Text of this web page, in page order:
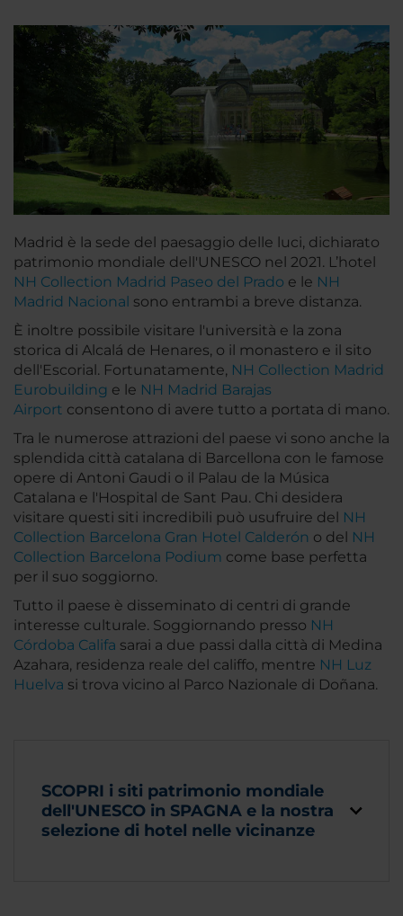
Madrid è la sede del paesaggio delle luci, dichiarato
patrimonio mondiale dell'UNESCO nel 2021. L’hotel
NH Collection Madrid Paseo del Prado e le NH
Madrid Nacional sono entrambi a breve distanza.
È inoltre possibile visitare l'università e la zona
storica di Alcalá de Henares, o il monastero e il sito
dell'Escorial. Fortunatamente, NH Collection Madrid
Eurobuilding e le NH Madrid Barajas
Airport consentono di avere tutto a portata di mano.
Tra le numerose attrazioni del paese vi sono anche la
splendida città catalana di Barcellona con le famose
opere di Antoni Gaudi o il Palau de la Música
Catalana e l'Hospital de Sant Pau. Chi desidera
visitare questi siti incredibili può usufruire del NH
Collection Barcelona Gran Hotel Calderón o del NH
Collection Barcelona Podium come base perfetta
per il suo soggiorno.
Tutto il paese è disseminato di centri di grande
interesse culturale. Soggiornando presso NH
Córdoba Califa sarai a due passi dalla città di Medina
Azahara, residenza reale del califfo, mentre NH Luz
Huelva si trova vicino al Parco Nazionale di Doñana.
SCOPRI i siti patrimonio mondiale
dell'UNESCO in SPAGNA e la nostra
selezione di hotel nelle vicinanze